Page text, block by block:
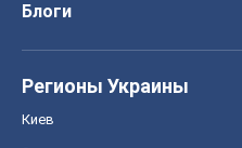
Блоги
Регионы Украины
Киев